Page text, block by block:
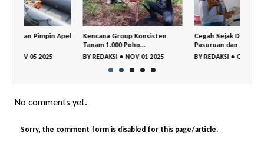
Kencana Group Konsisten
Tanam 1.000 Poho...
BYREDAKSI NOV 01 2025
Cegah Sejak Dini, BNNK
Pasuruan dan Polr...
BYREDAKSI OKT 29 2025
No comments yet.
Sorry, the comment form is disabled for this page/article.